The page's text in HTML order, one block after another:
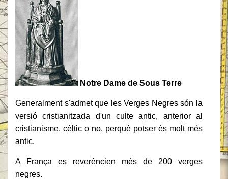
Notre Dame de Sous Terre
Generalment s'admet que les Verges Negres són la
versió cristianitzada d'un culte antic, anterior al
cristianisme, cèltic o no, perquè potser és molt més
antic.
A França es reverèncien més de 200 verges
negres.